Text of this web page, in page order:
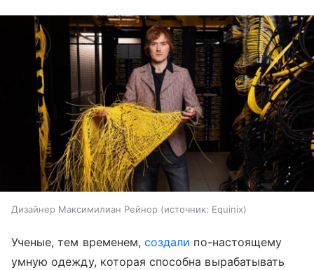
Дизайнер Максимилиан Рейнор источник: Equinix
Ученые, тем временем,создали по-настоящему
умную одежду, которая способна вырабатывать